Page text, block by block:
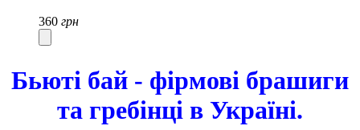
360 грн
Бьюті бай - фірмові брашиги
та гребінці в Україні.